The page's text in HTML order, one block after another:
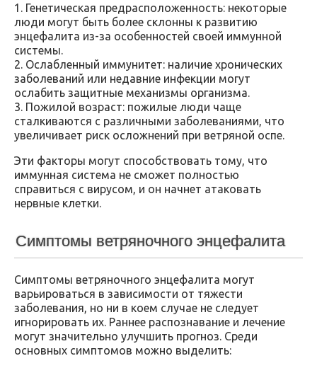
1. Генетическая предрасположенность: некоторые
люди могут быть более склонны к развитию
энцефалита из-за особенностей своей иммунной
системы.
2. Ослабленный иммунитет: наличие хронических
заболеваний или недавние инфекции могут
ослабить защитные механизмы организма.
3. Пожилой возраст: пожилые люди чаще
сталкиваются с различными заболеваниями, что
увеличивает риск осложнений при ветряной оспе.
Эти факторы могут способствовать тому, что
иммунная система не сможет полностью
справиться с вирусом, и он начнет атаковать
нервные клетки.
Симптомы ветряночного энцефалита
Симптомы ветряночного энцефалита могут
варьироваться в зависимости от тяжести
заболевания, но ни в коем случае не следует
игнорировать их. Раннее распознавание и лечение
могут значительно улучшить прогноз. Среди
основных симптомов можно выделить: